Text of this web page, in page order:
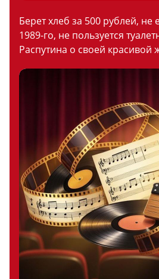
Берет хлеб за 500 рублей, не
1989-го, не пользуется
Распутина о своей красивой